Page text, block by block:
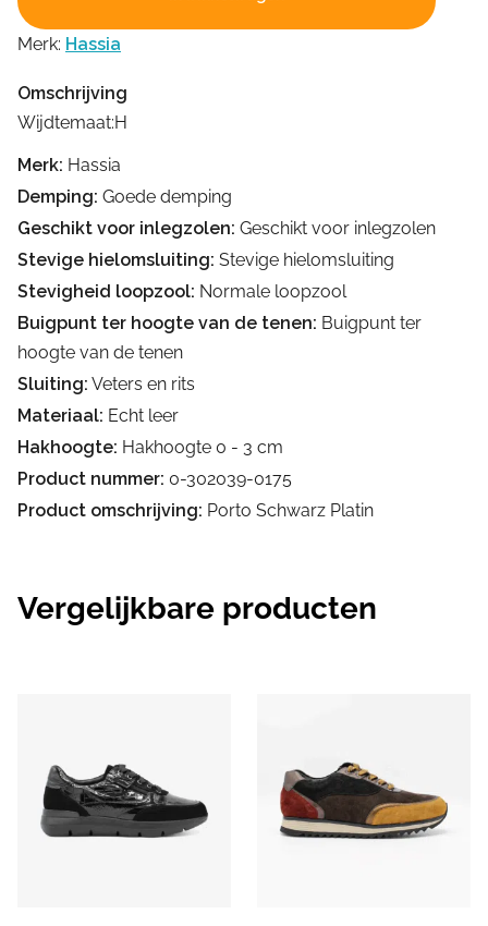
Merk: Hassia
Omschrijving
Wijdtemaat:H
Merk: Hassia
Demping: Goede demping
Geschikt voor inlegzolen: Geschikt voor inlegzolen
Stevige hielomsluiting: Stevige hielomsluiting
Stevigheid loopzool: Normale loopzool
Buigpunt ter hoogte van de tenen: Buigpunt ter
hoogte van de tenen
Sluiting: Veters en rits
Materiaal: Echt leer
Hakhoogte: Hakhoogte 0 - 3 cm
Product nummer: 0-302039-0175
Product omschrijving: Porto Schwarz Platin
Vergelijkbare producten